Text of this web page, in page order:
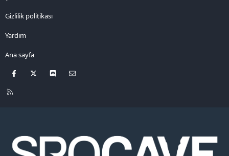
Gizlilik politikası
Yardım
Ana sayfa
Facebook Discord
R